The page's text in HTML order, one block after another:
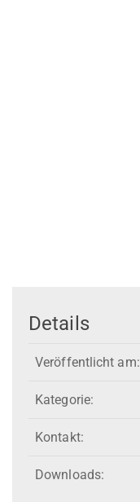
Details
Veröffentlicht am:
Kategorie:
Kontakt:
Downloads: